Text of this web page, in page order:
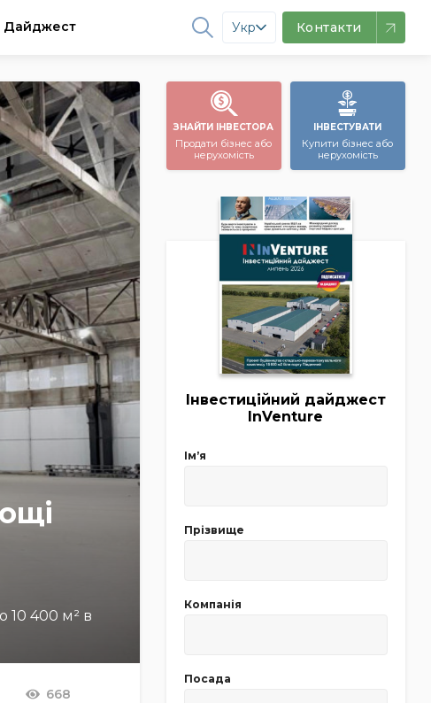
Дайджест Укр Контакти
10 400 м² в
668
ЗНАЙТИ ІНВЕСТОРА
Продати бізнес або
нерухомість
ІНВЕСТУВАТИ
Купити бізнес або
нерухомість
Інвестиційний дайджест
InVenture
Імʼя
Прізвище
Компанія
Посада